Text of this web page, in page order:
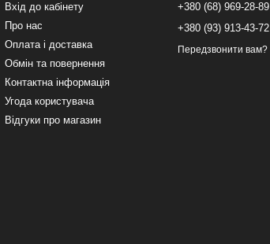
Вхід до кабінету
Про нас
Оплата і доставка
Обмін та повернення
Контактна інформація
Угода користувача
Відгуки про магазин
+380 (68) 969-28-89
+380 (93) 913-43-72
Передзвонити вам?